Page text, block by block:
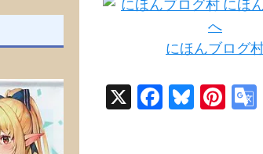
にほんブログ
X Facebook